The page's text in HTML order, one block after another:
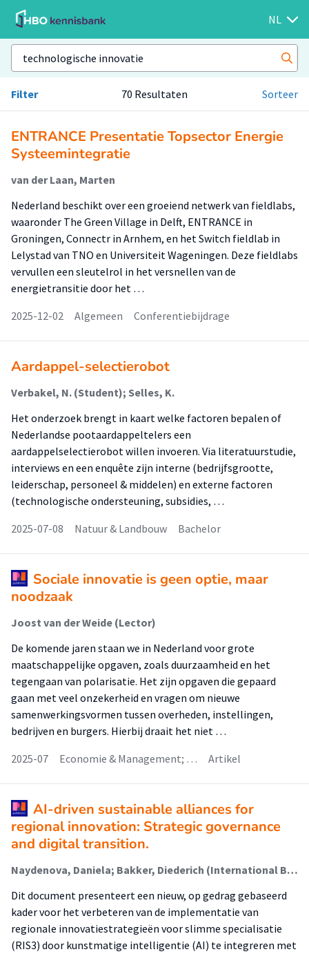
NL
Filter 70 Resultaten Sorteer
ENTRANCE Presentatie Topsector Energie
Systeemintegratie
van der Laan, Marten
Nederland beschikt over een groeiend netwerk van fieldlabs,
waaronder The Green Village in Delft, ENTRANCE in
Groningen, Connectr in Arnhem, en het Switch fieldlab in
Lelystad van TNO en Universiteit Wageningen. Deze fieldlabs
vervullen een sleutelrol in het versnellen van de
energietransitie door het …
2025-12-02
Algemeen Conferentiebijdrage
Aardappel-selectierobot
Verbakel, N. (Student); Selles, K.
Het onderzoek brengt in kaart welke factoren bepalen of
Nederlandse pootaardappeltelers een
aardappelselectierobot willen invoeren. Via literatuurstudie,
interviews en een enquête zijn interne (bedrijfsgrootte,
leiderschap, personeel & middelen) en externe factoren
(technologische ondersteuning, subsidies, …
2025-07-08
Natuur & Landbouw Bachelor
Sociale innovatie is geen optie, maar
noodzaak
Joost van der Weide (Lector)
De komende jaren staan we in Nederland voor grote
maatschappelijke opgaven, zoals duurzaamheid en het
tegengaan van polarisatie. Het zijn opgaven die gepaard
gaan met veel onzekerheid en vragen om nieuwe
samenwerkingsvormen tussen overheden, instellingen,
bedrijven en burgers. Hierbij draait het niet …
2025-07
Economie & Management; … Artikel
AI-driven sustainable alliances for
regional innovation: Strategic governance
and digital transition.
Naydenova, Daniela; Bakker, Diederich (International Business)
Dit document presenteert een nieuw, op gedrag gebaseerd
kader voor het verbeteren van de implementatie van
regionale innovatiestrategieën voor slimme specialisatie
(RIS3) door kunstmatige intelligentie (AI) te integreren met